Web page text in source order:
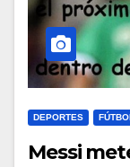
DEPORTES
Messi